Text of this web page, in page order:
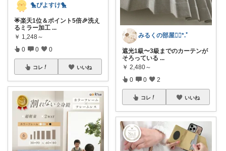
🐤ぴよすけ🐤
🌟楽天1位＆ポイント5倍🎉洗え
るミラー加工 ...
￥ 1,248～
0 0 0
コレ いいね
みるくの部屋❁⃘*.ﾟ
遮光1級〜3級までのカーテンが
そろっている ...
￥ 2,480～
0 0 2
コレ いいね